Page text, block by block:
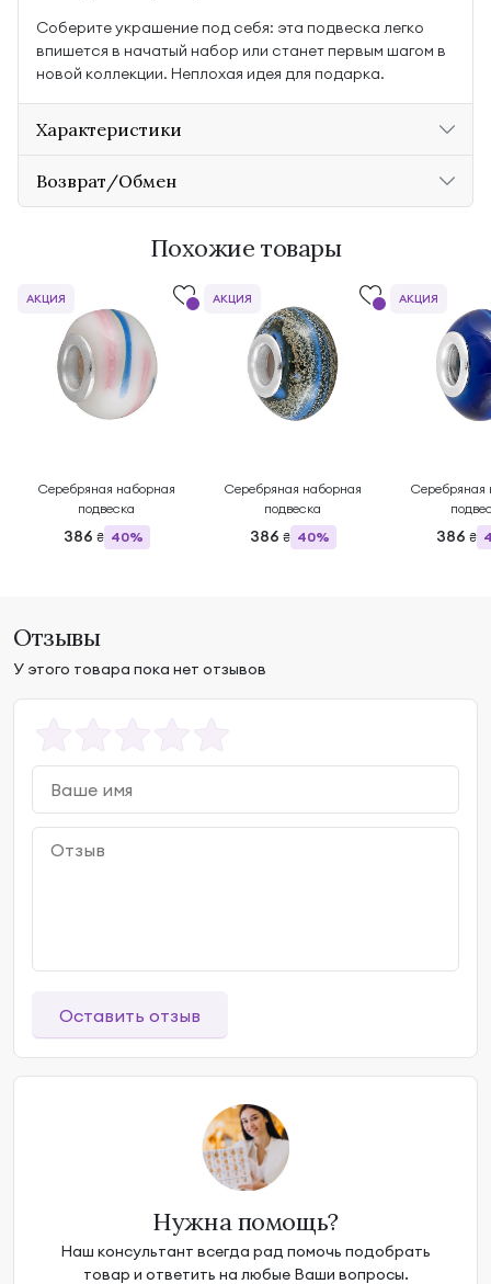
Соберите украшение под себя: эта подвеска легко
впишется в начатый набор или станет первым шагом в
новой коллекции. Неплохая идея для подарка.
Характеристики
Возврат/Обмен
Похожие товары
Серебряная наборная
подвеска
386 ₴ 40%
АКЦИЯ
Серебряная наборная
подвеска
386 ₴ 40%
АКЦИЯ
Серебряная
386 ₴
АКЦИЯ
Отзывы
У этого товара пока нет отзывов
Оставить отзыв
Нужна помощь?
Наш консультант всегда рад помочь подобрать
товар и ответить на любые Ваши вопросы.